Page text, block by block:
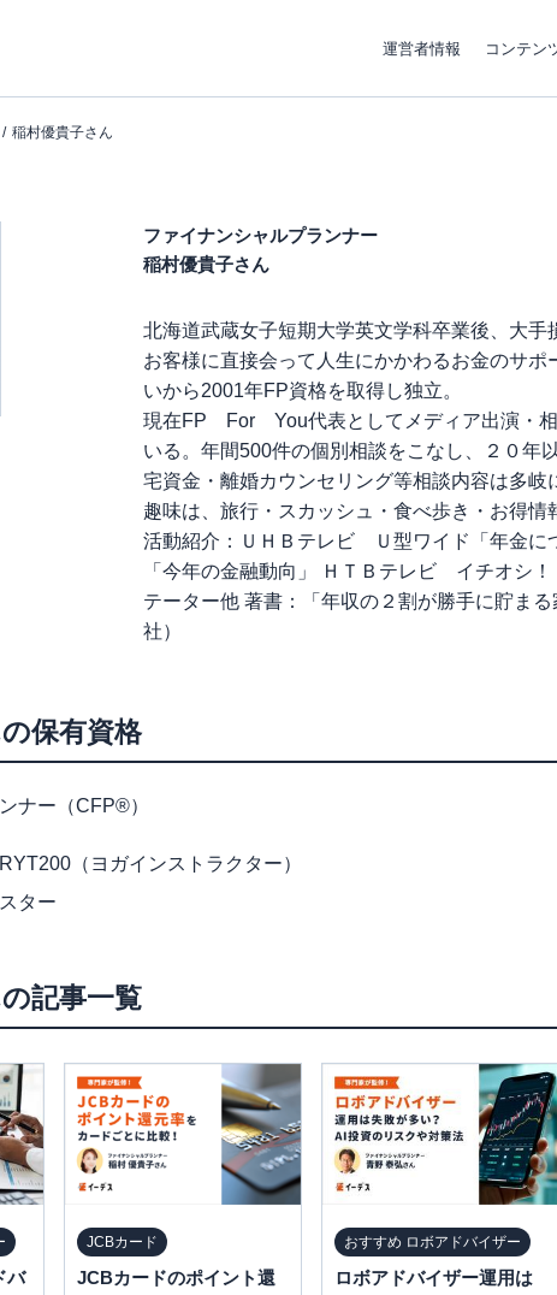
運営者情報 コンテン
稲村優貴子さん
ファイナンシャルプランナー
稲村優貴子さん
北海道武蔵女子短期大学英文学科卒業後、大手
お客様に直接会って人生にかかわるお金のサポ
いから2001年FP資格を取得し独立。
現在FP For You代表としてメディア出演・相
いる。年間500件の個別相談をこなし、２０年
宅資金・離婚カウンセリング等相談内容は多岐
趣味は、旅行・スカッシュ・食べ歩き・お得情
活動紹介：ＵＨＢテレビ Ｕ型ワイド「年金に
「今年の金融動向」 ＨＴＢテレビ イチオシ
テーター他 著書：「年収の２割が勝手に貯ま
社）
保有資格
ナー（CFP®）
（ヨガインストラクター）
ター
記事一覧
バ
JCBカード
JCBカードのポイント還
おすすめ ロボアドバイザー
ロボアドバイザー運用は